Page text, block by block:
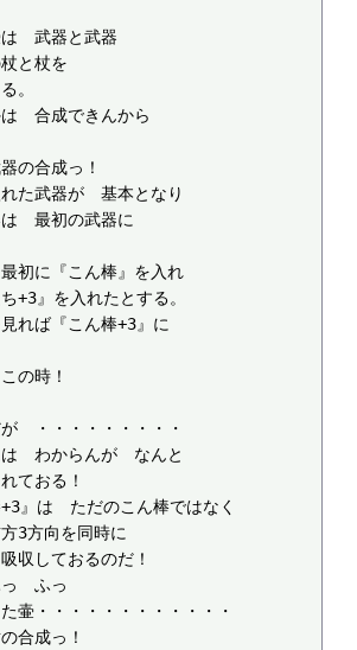
　武器と武器
と杖を
。
　合成できんから
の合成っ！
た武器が　基本となり
　最初の武器に
初に『こん棒』を入れ
+3』を入れたとする。
れば『こん棒+3』に
の時！
　・・・・・・・・・
　わからんが　なんと
ておる！
』は　ただのこん棒ではなく
3方向を同時に
収しておるのだ！
　ふっ
壷・・・・・・・・・・・・
合成っ！